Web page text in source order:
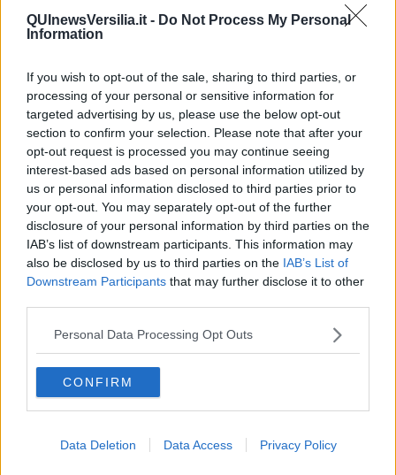
QUInewsVersilia.it - Do Not Process My Personal
Information
If you wish to opt-out of the sale, sharing to third parties, or
processing of your personal or sensitive information for
targeted advertising by us, please use the below opt-out
section to confirm your selection. Please note that after your
opt-out request is processed you may continue seeing
interest-based ads based on personal information utilized by
us or personal information disclosed to third parties prior to
your opt-out. You may separately opt-out of the further
disclosure of your personal information by third parties on the
IAB’s list of downstream participants. This information may
also be disclosed by us to third parties on the IAB’s List of
Downstream Participants that may further disclose it to other
Personal Data Processing Opt Outs
CONFIRM
Data Deletion Data Access Privacy Policy
​“D” come delitto
25 Aprile
Todo el bien, todo el mal
Silenzio
Le parole
​L’Australiana
Le stelle del jazz
Vita & morte
Auguri
Moro
Passanti
Continuando, la nonna e il carretto
Metaverso smart
Fiamme
Anzi
Confessioni autoreferenziali
Il diluvio
La classe
Dal balcone